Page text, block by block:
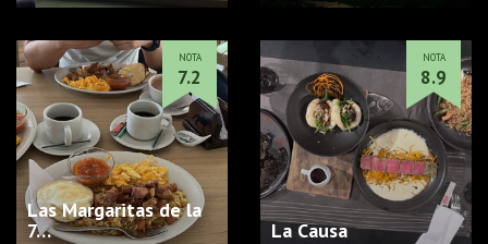
Las Margaritas de la
7…
NOTA
7.2
La Causa
NOTA
8.9